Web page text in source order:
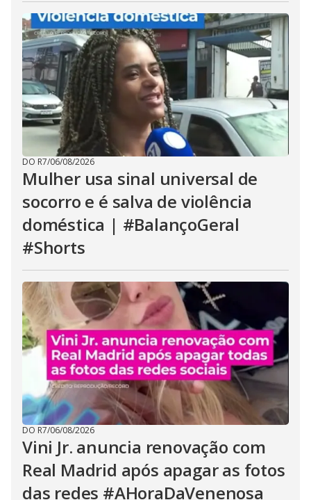
DO R7/06/08/2026
Mulher usa sinal universal de
socorro e é salva de violência
doméstica | #BalançoGeral
#Shorts
DO R7/06/08/2026
Vini Jr. anuncia renovação com
Real Madrid após apagar as fotos
das redes #AHoraDaVenenosa